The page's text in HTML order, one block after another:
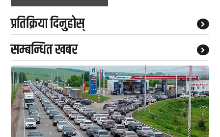
प्रतिक्रिया दिनुहोस्
सम्बन्धित खबर